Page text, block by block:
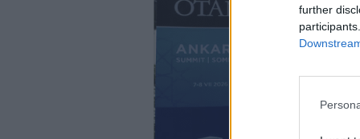
further